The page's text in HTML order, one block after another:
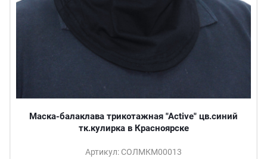
Маска-балаклава трикотажная "Active" цв.синий
тк.кулирка в Красноярске
Артикул: СОЛМКМ00013